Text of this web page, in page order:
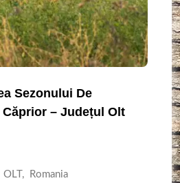
Sezonului De
Căprior – Județul Olt
, Romania